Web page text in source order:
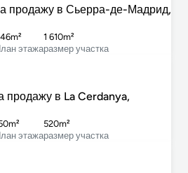
продажу в Сьерра-де-Мадрид,
этажаразмер участка
1 610m²
продажу в La Cerdanya,
этажаразмер участка
520m²